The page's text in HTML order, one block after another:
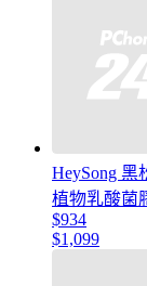
HeySong
植物乳酸菌
$934
$1,099